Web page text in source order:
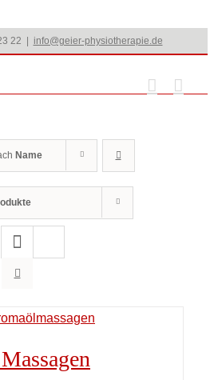
22 info@geier-physiotherapie.de
Name